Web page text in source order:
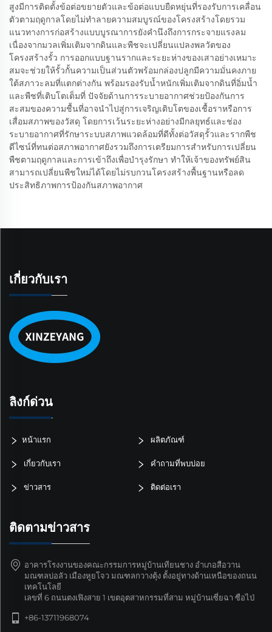
สูงมีการติดตั้งข้อต่อขยายตัวและข้อต่อแบบยืดหยุ่นที่รองรับการเคลื่อน
ตัวตามฤดูกาลโดยไม่ทำลายความสมบูรณ์ของโครงสร้างโดยรวม
แนวทางการก่อสร้างแบบบูรณาการยังคำนึงถึงการกระจายแรงลม
เนื่องจากมวลเพิ่มเติมจากดินและพืชจะเปลี่ยนแปลงพลวัตของ
โครงสร้างรั้ว การออกแบบฐานรากและระยะห่างของเสาอย่างเหมาะ
สมจะช่วยให้รั้วกั้นความเป็นส่วนตัวพร้อมกล่องปลูกมีความมั่นคงภาย
ใต้สภาวะลมที่แตกต่างกัน พร้อมรองรับน้ำหนักเพิ่มเติมจากดินที่อิ่มน้ำ
และพืชที่เติบโตเต็มที่ ปัจจัยด้านการระบายอากาศช่วยป้องกันการ
สะสมของความชื้นที่อาจนำไปสู่การเจริญเติบโตของเชื้อราหรือการ
เสื่อมสภาพของวัสดุ โดยการเว้นระยะห่างอย่างมีกลยุทธ์และช่อง
ระบายอากาศที่รักษาระบบสภาพแวดล้อมที่ดีทั้งต่อวัสดุรั้วและรากพืช
ดีไซน์ที่ทนต่อสภาพอากาศยังรวมถึงการเตรียมการสำหรับการเปลี่ยน
พืชตามฤดูกาลและการเข้าถึงเพื่อบำรุงรักษา ทำให้เจ้าของทรัพย์สิน
สามารถเปลี่ยนพืชใหม่ได้โดยไม่รบกวนโครงสร้างพื้นฐานหรือลด
ประสิทธิภาพการป้องกันสภาพอากาศ
เกี่ยวกับเรา
ลิงก์ด่วน
หน้าแรก ผลิตภัณฑ์
เกี่ยวกับเรา คำถามที่พบบ่อย
ข่าวสาร ติดต่อเรา
ติดตามข่าวสาร
อาคารโรงงานของคณะกรรมการหมู่บ้านเทียนชาง อำเภอสือวาน
มณฑลบ่อลัว เมืองหูยโจว มณฑลกวางตุ้ง ตั้งอยู่ทางด้านเหนือของถนน
เทคโนโลยี
เลขที่ 6 ถนนตงเฟิงสาย 1 เขตอุตสาหกรรมที่สาม หมู่บ้านเซี่ยฉา ซือไป่
+86-13711968074